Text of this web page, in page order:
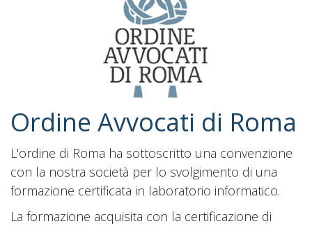
Ordine Avvocati di Roma
L'ordine di Roma ha sottoscritto una convenzione
con la nostra società per lo svolgimento di una
formazione certificata in laboratorio informatico.
La formazione acquisita con la certificazione di